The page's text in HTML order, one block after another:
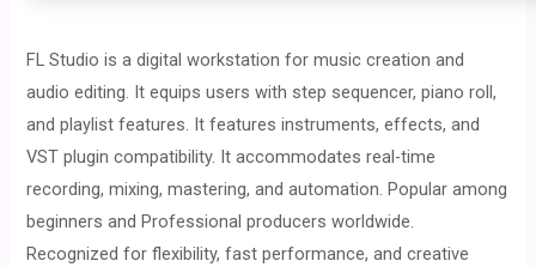
FL Studio is a digital workstation for music creation and
audio editing. It equips users with step sequencer, piano roll,
and playlist features. It features instruments, effects, and
VST plugin compatibility. It accommodates real-time
recording, mixing, mastering, and automation. Popular among
beginners and Professional producers worldwide.
Recognized for flexibility, fast performance, and creative